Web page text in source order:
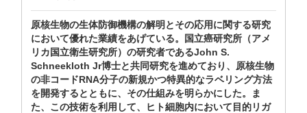
原核生物の生体防御機構の解明とその応用に関する研究
において優れた業績をあげている。国立癌研究所（アメ
リカ国立衛生研究所）の研究者であるJohn S.
Schneekloth Jr博士と共同研究を進めており、原核生物
の非コードRNA分子の新規かつ特異的なラベリング方法
を開発するとともに、その仕組みを明らかにした。ま
た、この技術を利用して、ヒト細胞内において目的リガ